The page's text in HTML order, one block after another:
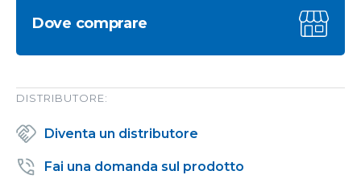
Dove comprare
DISTRIBUTORE:
Diventa un distributore
Fai una domanda sul prodotto